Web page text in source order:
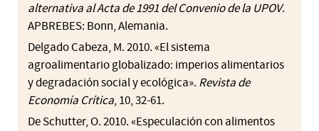
alternativa al Acta de 1991 del Convenio de la UPOV.
APBREBES: Bonn, Alemania.
Delgado Cabeza, M. 2010. «El sistema
agroalimentario globalizado: imperios alimentarios
y degradación social y ecológica». Revista de
Economía Crítica, 10, 32-61.
De Schutter, O. 2010. «Especulación con alimentos